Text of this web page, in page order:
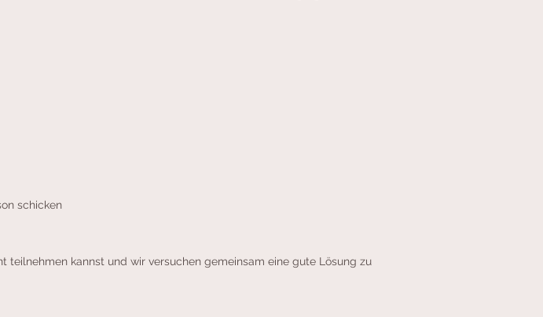
schicken
kannst und wir versuchen gemeinsam eine gute Lösung zu